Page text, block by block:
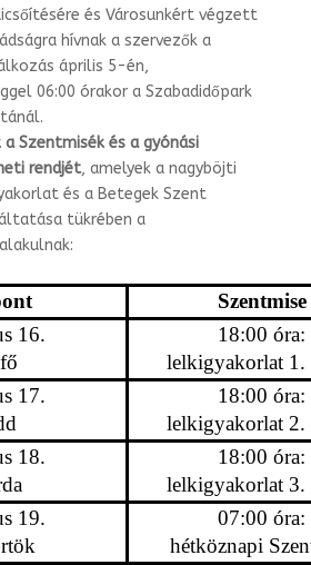
és Városunkért végzett
hívnak a szervezők a
április 5-én,
06:00 órakor a Szabadidőpark
Szentmisék és a gyónási
rendjét, amelyek a nagyböjti
és a Betegek Szent
tükrében a
Szentmise
16.
18:00 óra:
lelkigyakorlat 1.
17.
18:00 óra:
lelkigyakorlat 2.
18.
18:00 óra:
lelkigyakorlat 3.
19.
07:00 óra:
hétköznapi